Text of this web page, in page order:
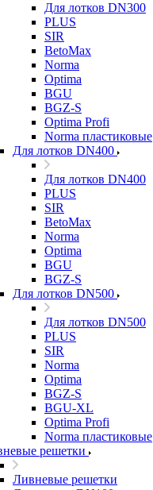
Для лотков DN300
PLUS
SIR
BetoMax
Norma
Optima
BGU
BGZ-S
Optima Profi
Norma пластиковые
Для лотков DN400
Для лотков DN400
PLUS
SIR
BetoMax
Norma
Optima
BGU
BGZ-S
Для лотков DN500
Для лотков DN500
PLUS
SIR
Norma
Optima
BGZ-S
BGU-XL
Optima Profi
Norma пластиковые
решетки
Ливневые решетки